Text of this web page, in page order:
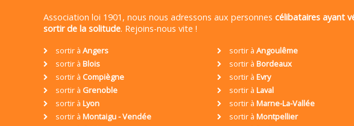
Association loi 1901, nous nous adressons aux personnes célibataires ayant
sortir de la solitude. Rejoins-nous vite !
sortir à Angers sortir à Angoulême
sortir à Blois sortir à Bordeaux
sortir à Compiègne sortir à Evry
sortir à Grenoble sortir à Laval
sortir à Lyon sortir à Marne-La-Vallée
sortir à Montaigu - Vendée sortir à Montpellier